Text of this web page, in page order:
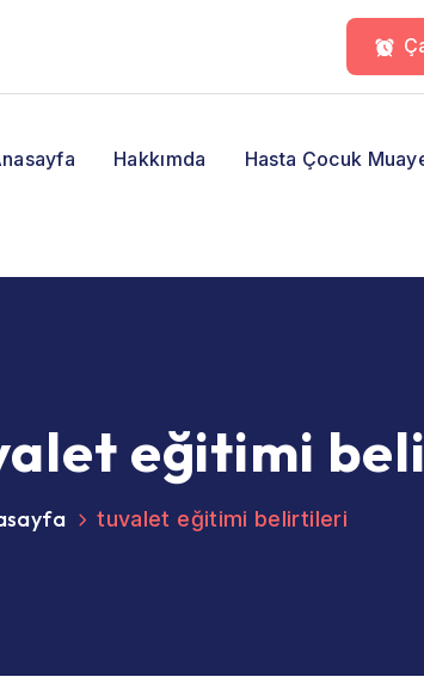
Hakkımda Hasta Çocuk
eğitimi
tuvalet eğitimi belirtileri